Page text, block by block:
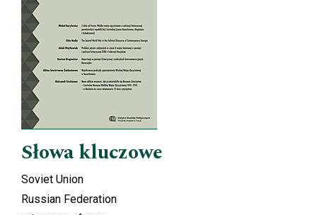
Słowa kluczowe
Soviet Union
Russian Federation